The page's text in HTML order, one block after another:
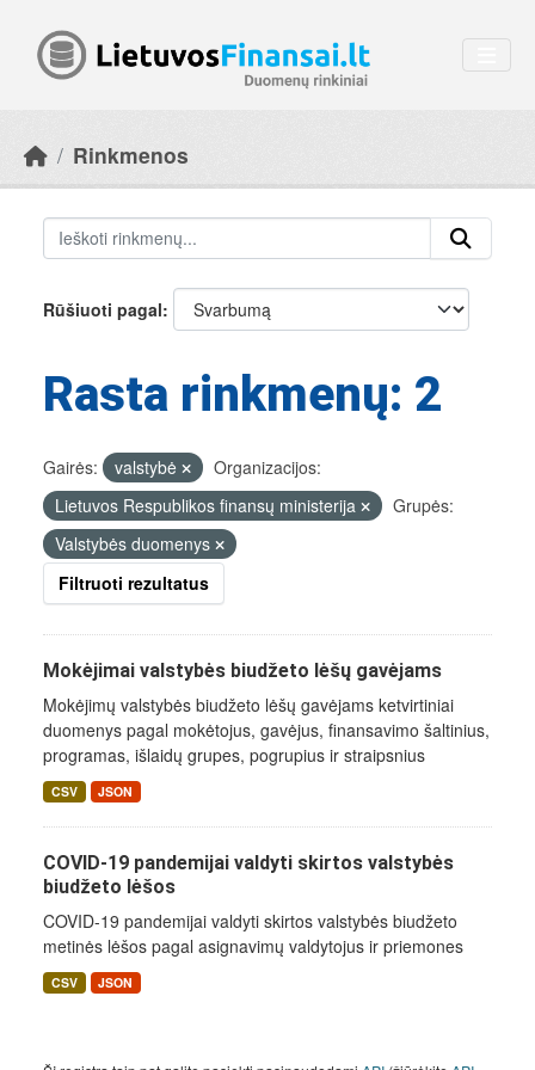
Rinkmenos
Rūšiuoti pagal
Rasta rinkmenų: 2
Gairės: valstybė
Organizacijos:
Lietuvos Respublikos finansų ministerija
Grupės:
Valstybės duomenys
Filtruoti rezultatus
Mokėjimai valstybės biudžeto lėšų gavėjams
Mokėjimų valstybės biudžeto lėšų gavėjams ketvirtiniai
duomenys pagal mokėtojus, gavėjus, finansavimo šaltinius,
programas, išlaidų grupes, pogrupius ir straipsnius
CSV JSON
COVID-19 pandemijai valdyti skirtos valstybės
biudžeto lėšos
COVID-19 pandemijai valdyti skirtos valstybės biudžeto
metinės lėšos pagal asignavimų valdytojus ir priemones
CSV JSON